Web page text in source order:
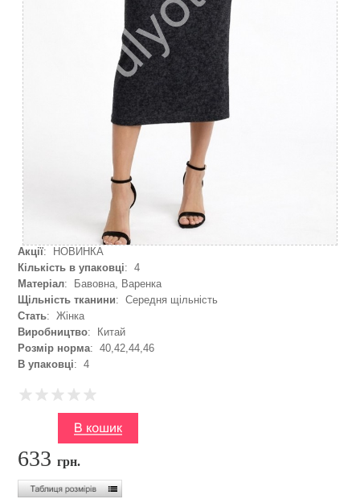
Акції: НОВИНКА
Кількість в упаковці: 4
Матеріал: Бавовна, Варенка
Щільність тканини: Середня щільність
Стать: Жінка
Виробництво: Китай
Розмір норма: 40,42,44,46
В упаковці: 4
633грн.